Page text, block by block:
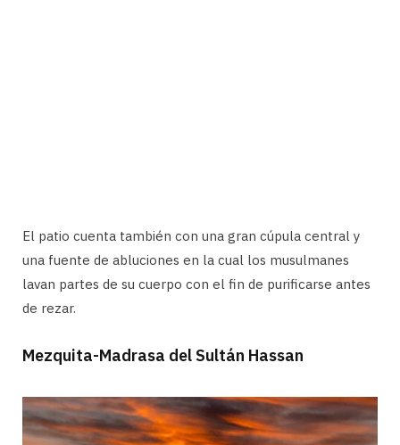
El patio cuenta también con una gran cúpula central y
una fuente de abluciones en la cual los musulmanes
lavan partes de su cuerpo con el fin de purificarse antes
de rezar.
Mezquita-Madrasa del Sultán Hassan